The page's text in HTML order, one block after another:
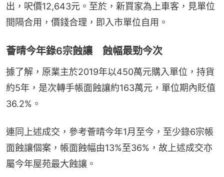
出，呎價12,643元。至於，新買家為上車客，見單位
間隔合用，價錢合理，即入市單位自用。
薈晴今年錄6宗蝕讓 蝕幅最勁今次
據了解，原業主於2019年以450萬元購入單位，持貨
約5年，是次轉手帳面蝕讓約163萬元，單位期內貶值
36.2%。
連同上述成交，參考薈晴今年1月至今，至少錄6宗帳
面蝕讓個案，帳面蝕幅由13%至36%，故上述成交亦
屬今年屋苑最大蝕讓。